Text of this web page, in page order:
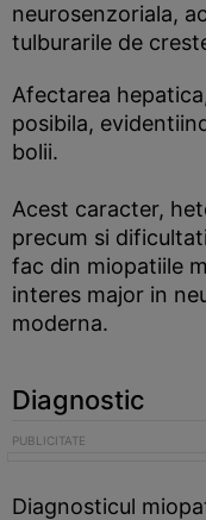
neurosenzoriala,
tulburarile de
Afectarea
posibila,
bolii.
Acest caracter,
precum si
fac din miopatiile
interes major in
moderna.
Diagnostic
Diagnosticul